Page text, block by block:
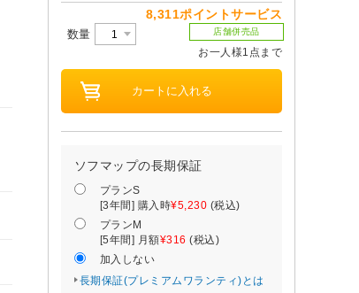
8,311ポイントサービス
数量 店舗併売品
お一人様1点まで
ソフマップの長期保証
プランS
[3年間] 購入時¥5,230 (税込)
プランM
[5年間] 月額¥316 (税込)
加入しない
長期保証(プレミアムワランティ)とは